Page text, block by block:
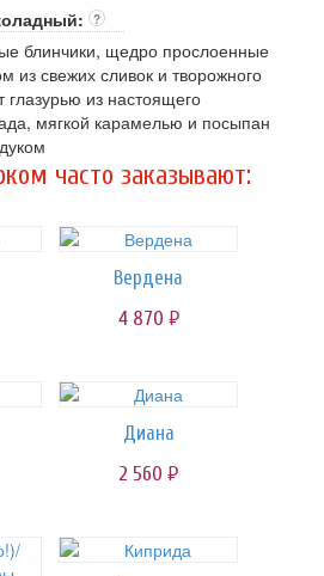
?
блинчики, щедро прослоенные
из свежих сливок и творожного
глазурью из настоящего
мягкой карамелью и посыпан
часто заказывают:
Вердена
4 870 руб.
Диана
2 560 руб.